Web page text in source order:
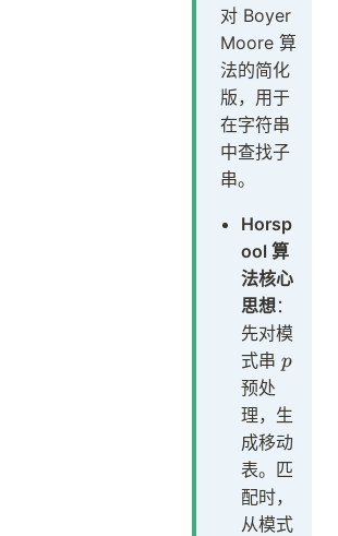
对 Boyer
Moore 算
法的简化
版，用于
在字符串
中查找子
串。
Horsp
ool 算
法核心
思想：
先对模
式串 p
p
预处
理，生
成移动
表。匹
配时，
从模式